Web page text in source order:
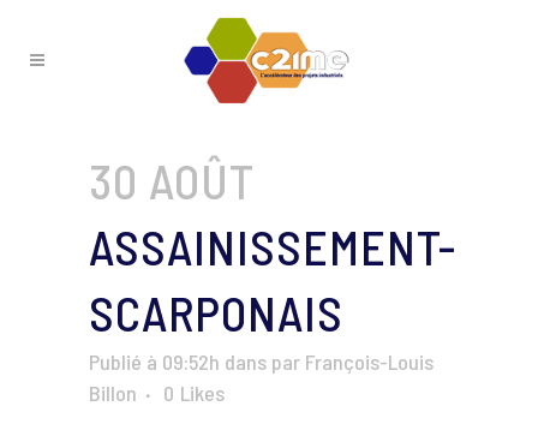
30 AOÛT
ASSAINISSEMENT-
SCARPONAIS
Publié à 09:52h dans par François-Louis
Billon
0 Likes